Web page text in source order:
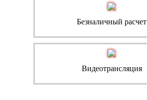
Безналичный расчет
Видеотрансляция